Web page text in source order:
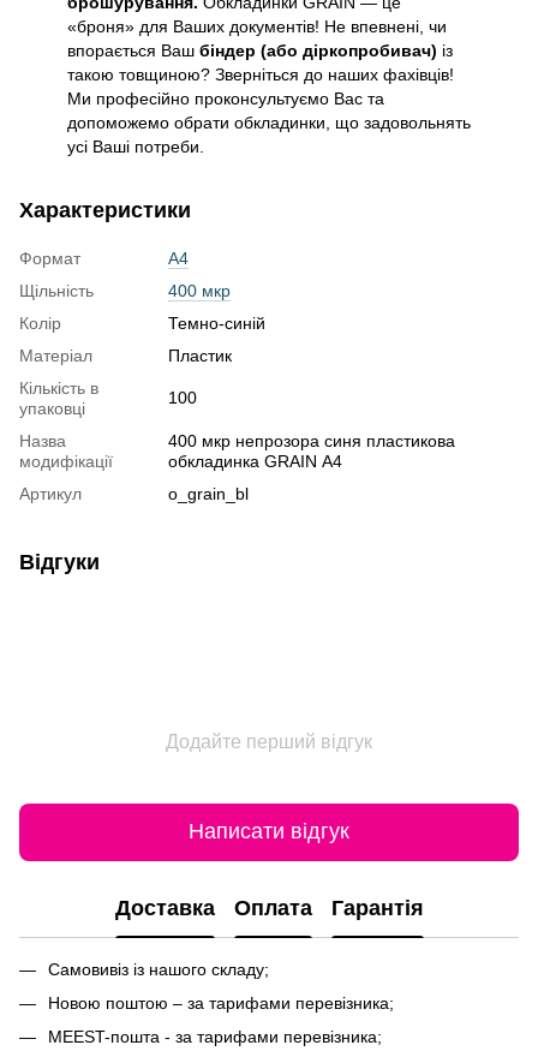
«броня» для Ваших документів! Не впевнені, чи
впорається Ваш біндер (або діркопробивач) із
такою товщиною? Зверніться до наших фахівців!
Ми професійно проконсультуємо Вас та
допоможемо обрати обкладинки, що задовольнять
усі Ваші потреби.
Характеристики
Формат
А4
Щільність
400 мкр
Колір
Темно-синій
Матеріал
Пластик
Кількість в
упаковці
100
Назва
модифікації
400 мкр непрозора синя пластикова
обкладинка GRAIN А4
Артикул
o_grain_bl
Відгуки
Додайте перший відгук
Написати відгук
Доставка Оплата Гарантія
Самовивіз із нашого складу;
Новою поштою – за тарифами перевізника;
MEEST-пошта - за тарифами перевізника;